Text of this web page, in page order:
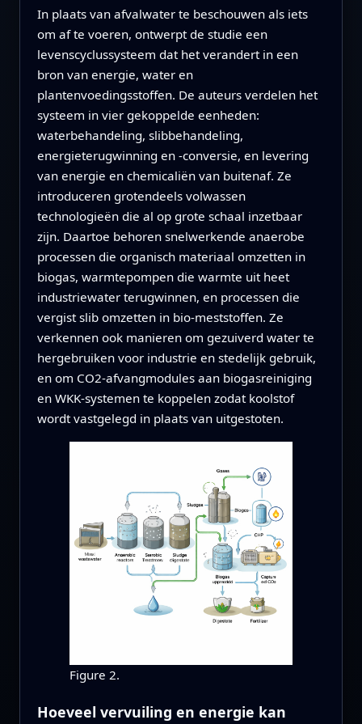
In plaats van afvalwater te beschouwen als iets
om af te voeren, ontwerpt de studie een
levenscyclus­systeem dat het verandert in een
bron van energie, water en
plantenvoedingsstoffen. De auteurs verdelen het
systeem in vier gekoppelde eenheden:
waterbehandeling, slibbehandeling,
energieterugwinning en -conversie, en levering
van energie en chemicaliën van buitenaf. Ze
introduceren grotendeels volwassen
technologieën die al op grote schaal inzetbaar
zijn. Daartoe behoren snelwerkende anaerobe
processen die organisch materiaal omzetten in
biogas, warmtepompen die warmte uit heet
industriewater terugwinnen, en processen die
vergist slib omzetten in bio‑meststoffen. Ze
verkennen ook manieren om gezuiverd water te
hergebruiken voor industrie en stedelijk gebruik,
en om CO2‑afvangmodules aan biogasreiniging
en WKK‑systemen te koppelen zodat koolstof
wordt vastgelegd in plaats van uitgestoten.
Figure 2.
Hoeveel vervuiling en energie kan